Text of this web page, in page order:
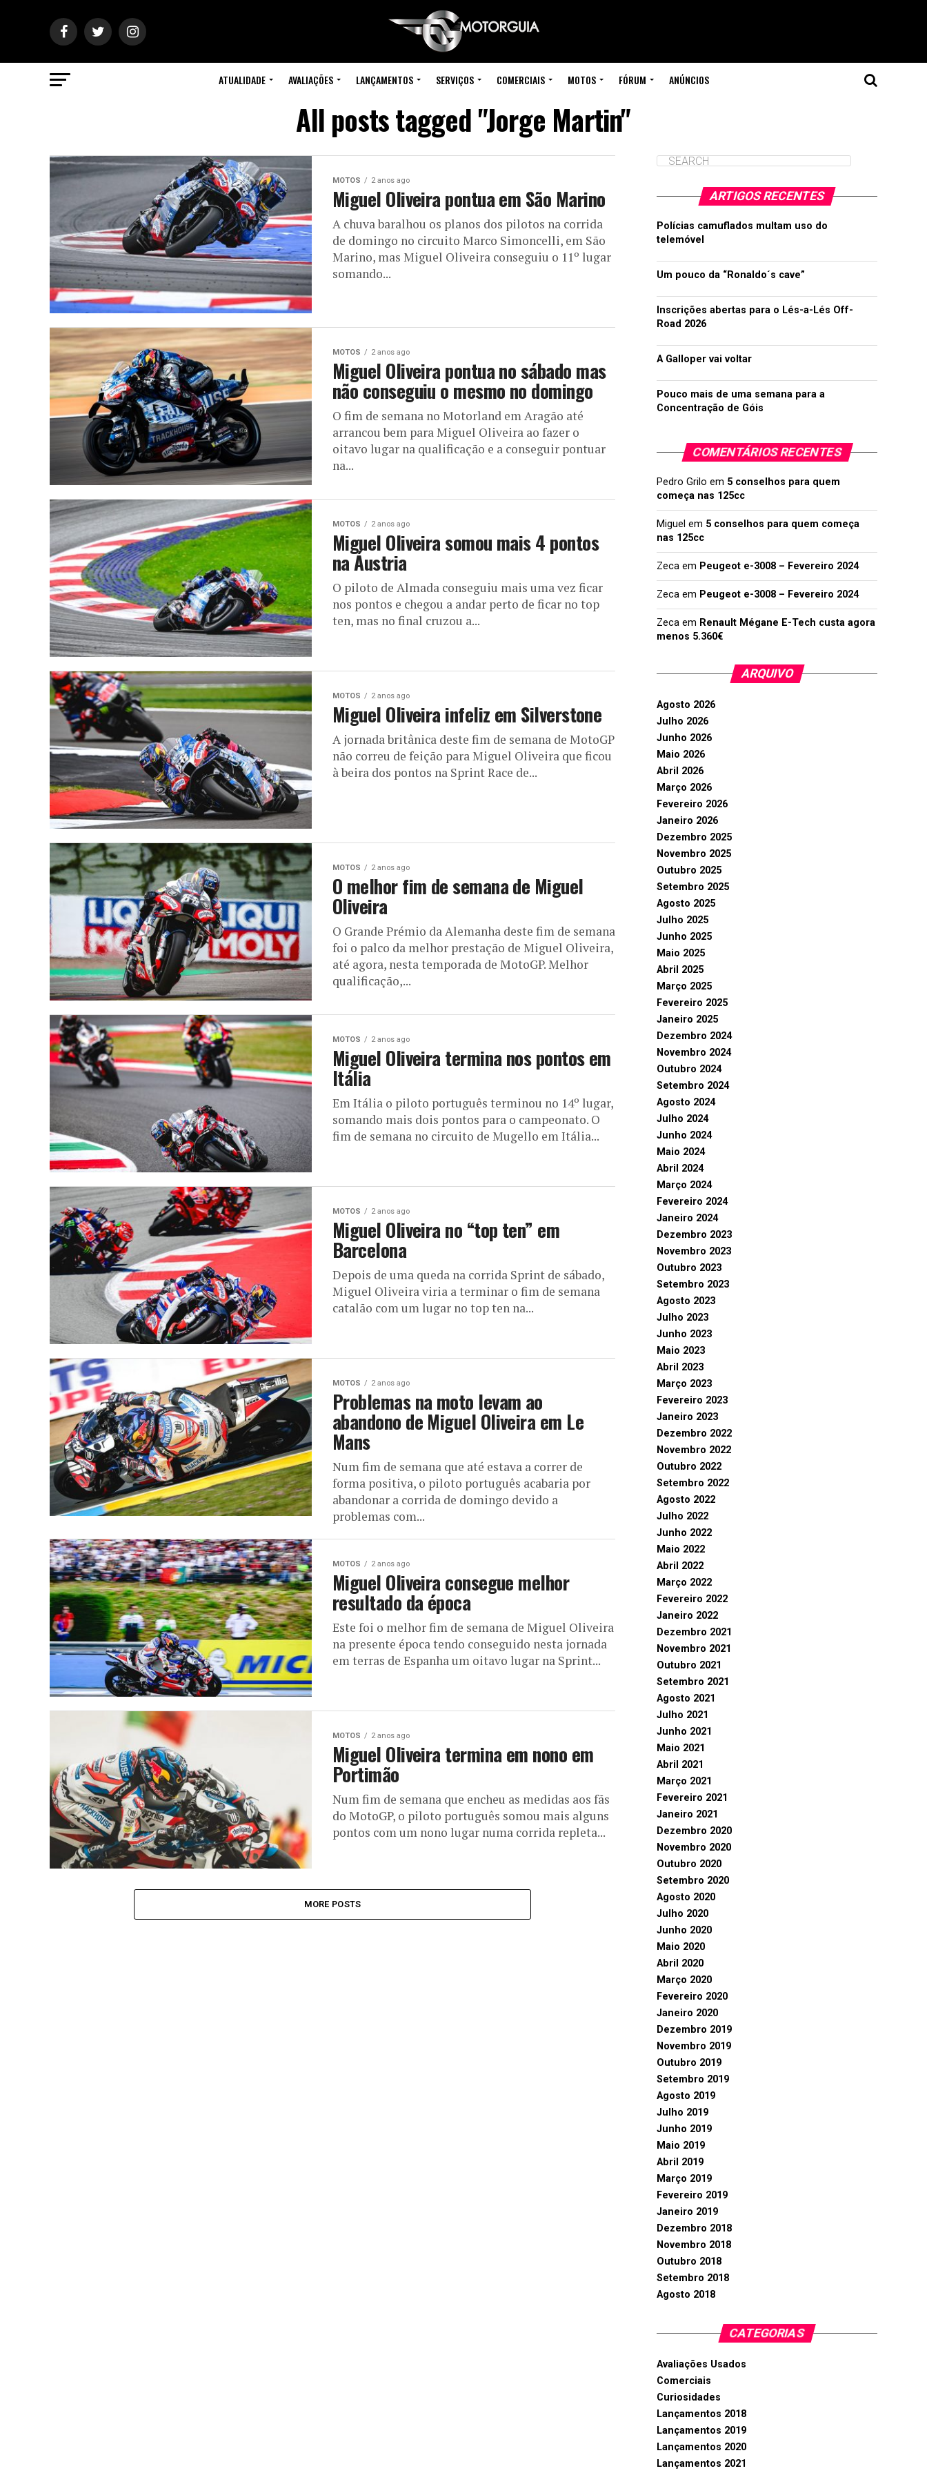
ATUALIDADE AVALIAÇÕES LANÇAMENTOS SERVIÇOS COMERCIAIS MOTOS FÓRUM ANÚNCIOS
All posts tagged "Jorge Martin"
MOTOS 2 anos ago
Miguel Oliveira pontua em São Marino
A chuva baralhou os planos dos pilotos na corrida
de domingo no circuito Marco Simoncelli, em São
Marino, mas Miguel Oliveira conseguiu o 11º lugar
somando...
MOTOS 2 anos ago
Miguel Oliveira pontua no sábado mas
não conseguiu o mesmo no domingo
O fim de semana no Motorland em Aragão até
arrancou bem para Miguel Oliveira ao fazer o
oitavo lugar na qualificação e a conseguir pontuar
na...
MOTOS 2 anos ago
Miguel Oliveira somou mais 4 pontos
na Áustria
O piloto de Almada conseguiu mais uma vez ficar
nos pontos e chegou a andar perto de ficar no top
ten, mas no final cruzou a...
MOTOS 2 anos ago
Miguel Oliveira infeliz em Silverstone
A jornada britânica deste fim de semana de MotoGP
não correu de feição para Miguel Oliveira que ficou
à beira dos pontos na Sprint Race de...
MOTOS 2 anos ago
O melhor fim de semana de Miguel
Oliveira
O Grande Prémio da Alemanha deste fim de semana
foi o palco da melhor prestação de Miguel Oliveira,
até agora, nesta temporada de MotoGP. Melhor
qualificação,...
MOTOS 2 anos ago
Miguel Oliveira termina nos pontos em
Itália
Em Itália o piloto português terminou no 14º lugar,
somando mais dois pontos para o campeonato. O
fim de semana no circuito de Mugello em Itália...
MOTOS 2 anos ago
Miguel Oliveira no “top ten” em
Barcelona
Depois de uma queda na corrida Sprint de sábado,
Miguel Oliveira viria a terminar o fim de semana
catalão com um lugar no top ten na...
MOTOS 2 anos ago
Problemas na moto levam ao
abandono de Miguel Oliveira em Le
Mans
Num fim de semana que até estava a correr de
forma positiva, o piloto português acabaria por
abandonar a corrida de domingo devido a
problemas com...
MOTOS 2 anos ago
Miguel Oliveira consegue melhor
resultado da época
Este foi o melhor fim de semana de Miguel Oliveira
na presente época tendo conseguido nesta jornada
em terras de Espanha um oitavo lugar na Sprint...
MOTOS 2 anos ago
Miguel Oliveira termina em nono em
Portimão
Num fim de semana que encheu as medidas aos fãs
do MotoGP, o piloto português somou mais alguns
pontos com um nono lugar numa corrida repleta...
MORE POSTS
ARTIGOS RECENTES
Polícias camuflados multam uso do
telemóvel
Um pouco da “Ronaldo´s cave”
Inscrições abertas para o Lés-a-Lés Off-
Road 2026
A Galloper vai voltar
Pouco mais de uma semana para a
Concentração de Góis
COMENTÁRIOS RECENTES
Pedro Grilo em 5 conselhos para quem
começa nas 125cc
Miguel em 5 conselhos para quem começa
nas 125cc
Zeca em Peugeot e-3008 – Fevereiro 2024
Zeca em Peugeot e-3008 – Fevereiro 2024
Zeca em Renault Mégane E-Tech custa agora
menos 5.360€
ARQUIVO
Agosto 2026
Julho 2026
Junho 2026
Maio 2026
Abril 2026
Março 2026
Fevereiro 2026
Janeiro 2026
Dezembro 2025
Novembro 2025
Outubro 2025
Setembro 2025
Agosto 2025
Julho 2025
Junho 2025
Maio 2025
Abril 2025
Março 2025
Fevereiro 2025
Janeiro 2025
Dezembro 2024
Novembro 2024
Outubro 2024
Setembro 2024
Agosto 2024
Julho 2024
Junho 2024
Maio 2024
Abril 2024
Março 2024
Fevereiro 2024
Janeiro 2024
Dezembro 2023
Novembro 2023
Outubro 2023
Setembro 2023
Agosto 2023
Julho 2023
Junho 2023
Maio 2023
Abril 2023
Março 2023
Fevereiro 2023
Janeiro 2023
Dezembro 2022
Novembro 2022
Outubro 2022
Setembro 2022
Agosto 2022
Julho 2022
Junho 2022
Maio 2022
Abril 2022
Março 2022
Fevereiro 2022
Janeiro 2022
Dezembro 2021
Novembro 2021
Outubro 2021
Setembro 2021
Agosto 2021
Julho 2021
Junho 2021
Maio 2021
Abril 2021
Março 2021
Fevereiro 2021
Janeiro 2021
Dezembro 2020
Novembro 2020
Outubro 2020
Setembro 2020
Agosto 2020
Julho 2020
Junho 2020
Maio 2020
Abril 2020
Março 2020
Fevereiro 2020
Janeiro 2020
Dezembro 2019
Novembro 2019
Outubro 2019
Setembro 2019
Agosto 2019
Julho 2019
Junho 2019
Maio 2019
Abril 2019
Março 2019
Fevereiro 2019
Janeiro 2019
Dezembro 2018
Novembro 2018
Outubro 2018
Setembro 2018
Agosto 2018
CATEGORIAS
Avaliações Usados
Comerciais
Curiosidades
Lançamentos 2018
Lançamentos 2019
Lançamentos 2020
Lançamentos 2021